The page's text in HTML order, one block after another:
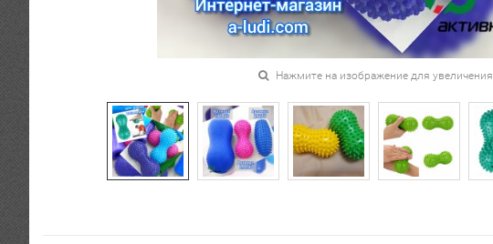
Нажмите на изображение для увеличения